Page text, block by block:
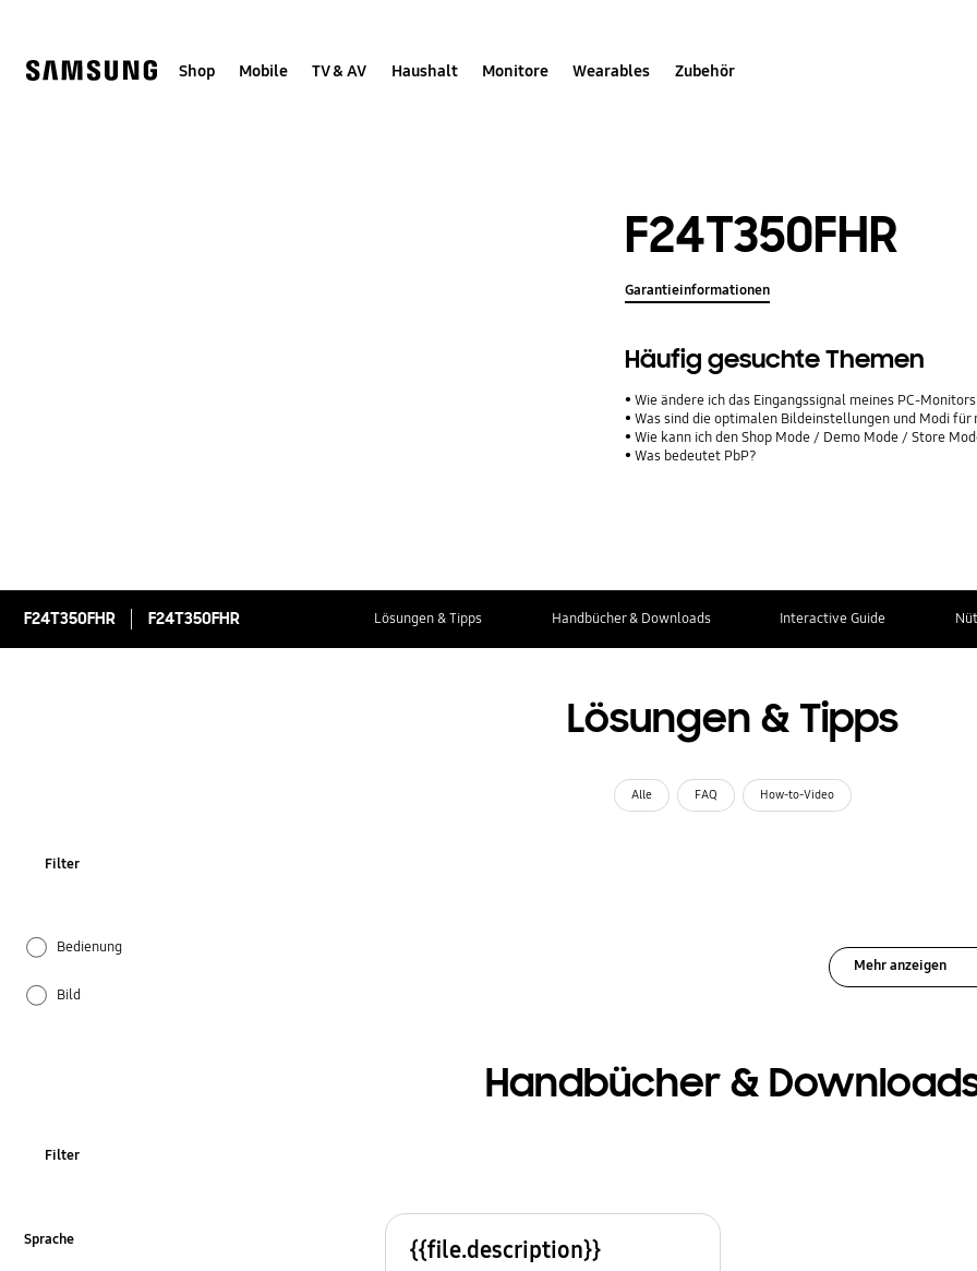
help
Shop Mobile TV & AV Haushalt Monitore Wearables Zubehör
F24T350FHR
Garantieinformationen
Häufig gesuchte Themen
Wie ändere ich das Eingangssignal meines PC-
Was sind die optimalen Bildeinstellungen und Modi für
Wie kann ich den Shop Mode / Demo Mode / Store
Was bedeutet PbP?
F24T350FHR F24T350FHR Lösungen & Tipps Handbücher & Downloads Interactive Guide
Lösungen & Tipps
Alle FAQ How-to-Video
Filter
Bedienung
Bild
Mehr anzeigen
Handbücher &
Filter
Sprache {{file.description}}